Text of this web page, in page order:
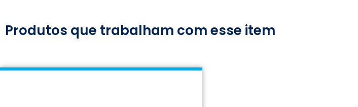
Produtos que trabalham com esse item